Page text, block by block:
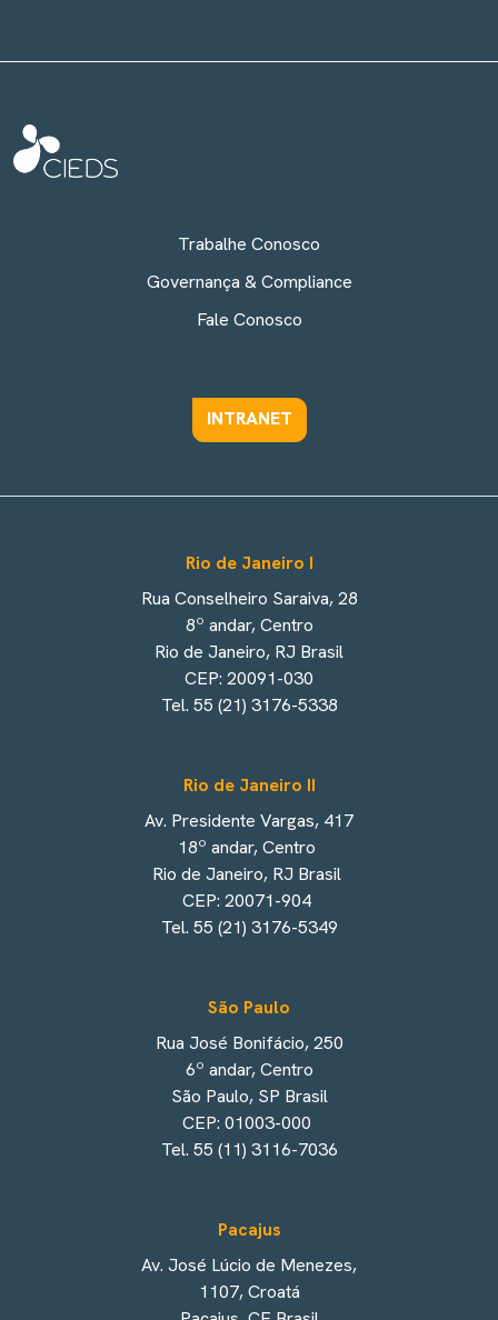
Trabalhe Conosco
Governança & Compliance
Fale Conosco
INTRANET
Rio de Janeiro I
Rua Conselheiro Saraiva, 28
8º andar, Centro
Rio de Janeiro, RJ Brasil
CEP: 20091-030
Tel. 55 (21) 3176-5338
Rio de Janeiro II
Av. Presidente Vargas, 417
18º andar, Centro
Rio de Janeiro, RJ Brasil
CEP: 20071-904
Tel. 55 (21) 3176-5349
São Paulo
Rua José Bonifácio, 250
6º andar, Centro
São Paulo, SP Brasil
CEP: 01003-000
Tel. 55 (11) 3116-7036
Pacajus
Av. José Lúcio de Menezes,
1107, Croatá